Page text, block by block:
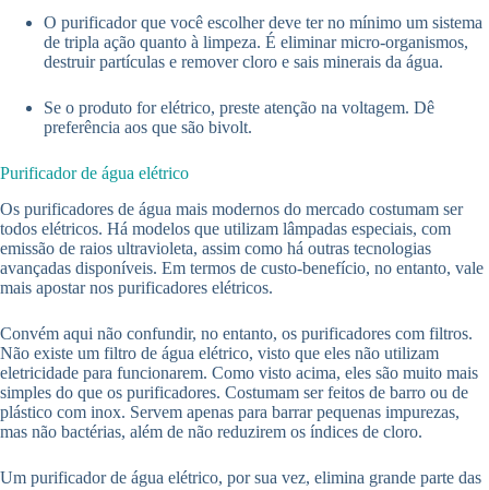
O purificador que você escolher deve ter no mínimo um sistema
de tripla ação quanto à limpeza. É eliminar micro-organismos,
destruir partículas e remover cloro e sais minerais da água.
Se o produto for elétrico, preste atenção na voltagem. Dê
preferência aos que são bivolt.
Purificador de água elétrico
Os purificadores de água mais modernos do mercado costumam ser
todos elétricos. Há modelos que utilizam lâmpadas especiais, com
emissão de raios ultravioleta, assim como há outras tecnologias
avançadas disponíveis. Em termos de custo-benefício, no entanto, vale
mais apostar nos purificadores elétricos.
Convém aqui não confundir, no entanto, os purificadores com filtros.
Não existe um filtro de água elétrico, visto que eles não utilizam
eletricidade para funcionarem. Como visto acima, eles são muito mais
simples do que os purificadores. Costumam ser feitos de barro ou de
plástico com inox. Servem apenas para barrar pequenas impurezas,
mas não bactérias, além de não reduzirem os índices de cloro.
Um purificador de água elétrico, por sua vez, elimina grande parte das